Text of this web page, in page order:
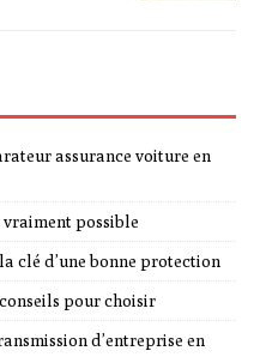
assurance voiture en
vraiment possible
clé d’une bonne protection
pour choisir
d’entreprise en